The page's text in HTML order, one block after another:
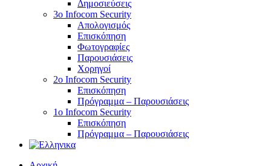
Δημοσιεύσεις
3o Infocom Security
Απολογισμός
Επισκόπηση
Φωτογραφίες
Παρουσιάσεις
Χορηγοί
2o Infocom Security
Επισκόπηση
Πρόγραμμα – Παρουσιάσεις
1ο Infocom Security
Επισκόπηση
Πρόγραμμα – Παρουσιάσεις